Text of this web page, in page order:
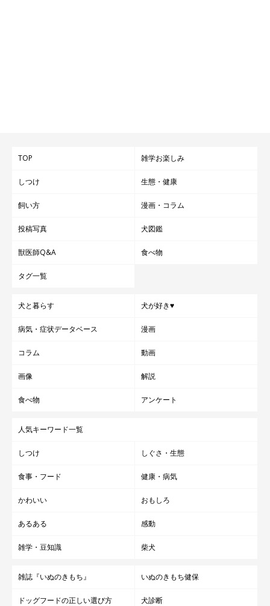
TOP 雑学お楽しみ
しつけ 生態・健康
飼い方 漫画・コラム
投稿写真 犬図鑑
獣医師Q&A 食べ物
タグ一覧
犬と暮らす 犬が好き♥
病気・症状データベース 漫画
コラム 動画
画像 解説
食べ物 アンケート
人気キーワード一覧
しつけ しぐさ・生態
食事・フード 健康・病気
かわいい おもしろ
あるある 感動
雑学・豆知識 柴犬
雑誌『いぬのきもち』 いぬのきもち健保
ドッグフードの正しい選び方 犬診断